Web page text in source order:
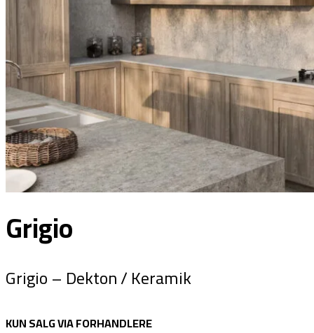
Grigio
Grigio – Dekton / Keramik
KUN SALG VIA FORHANDLERE